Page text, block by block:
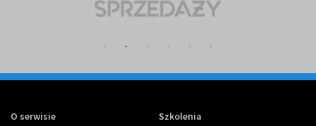
O serwisie
Szkolenia